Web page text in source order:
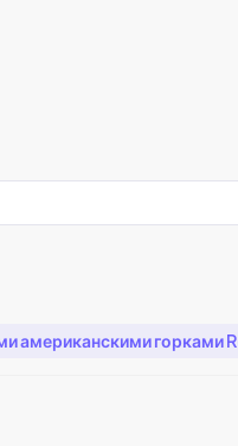
американскими горками